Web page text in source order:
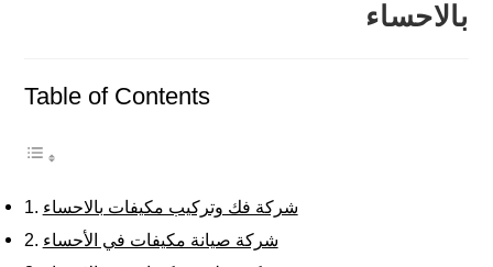
بالاحساء
Table of Contents
شركة فك وتركيب مكيفات بالاحساء
شركة صيانة مكيفات في الأحساء